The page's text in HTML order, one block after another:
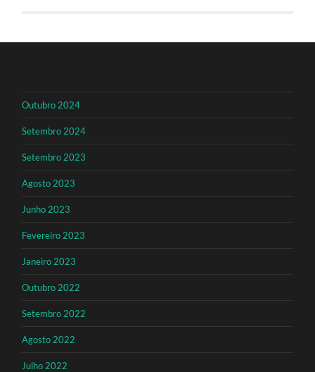
Outubro 2024
Setembro 2024
Setembro 2023
Agosto 2023
Junho 2023
Fevereiro 2023
Janeiro 2023
Outubro 2022
Setembro 2022
Agosto 2022
Julho 2022